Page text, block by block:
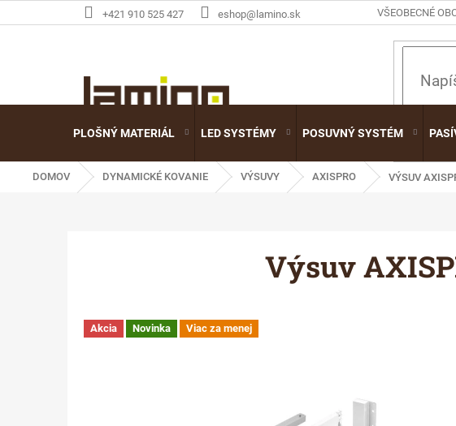
na
+421 910 525 427 eshop@lamino.sk VŠEOBECNÉ
PLOŠNÝ MATERIÁL LED SYSTÉMY POSUVNÝ SYSTÉM
DOMOV DYNAMICKÉ KOVANIE VÝSUVY AXISPRO VÝSUV
Výsuv
Akcia Novinka Viac za menej